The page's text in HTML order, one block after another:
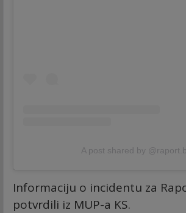
A post shared by
Informaciju o incidentu za
potvrdili iz MUP-a KS.